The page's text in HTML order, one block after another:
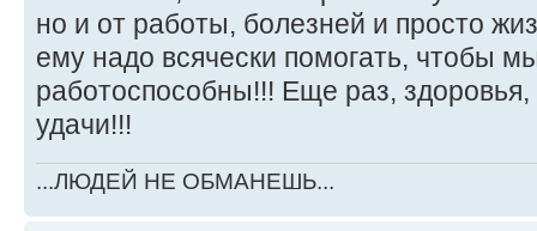
но и от работы, болезней и просто
ему надо всячески помогать, чтобы
работоспособны!!! Еще раз,
удачи!!!
...ЛЮДЕЙ НЕ ОБМАНЕШЬ...